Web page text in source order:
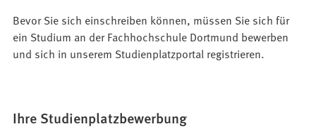
Bewerbung
Bevor Sie sich einschreiben können, müssen Sie sich für
ein Studium an der Fachhochschule Dortmund bewerben
und sich in unserem Studienplatzportal registrieren.
Ihre Studienplatzbewerbung